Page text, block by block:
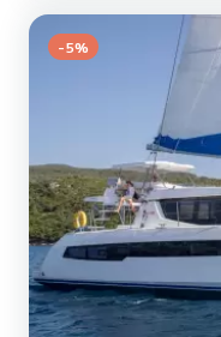
N'hésitez pas à nous
-5%